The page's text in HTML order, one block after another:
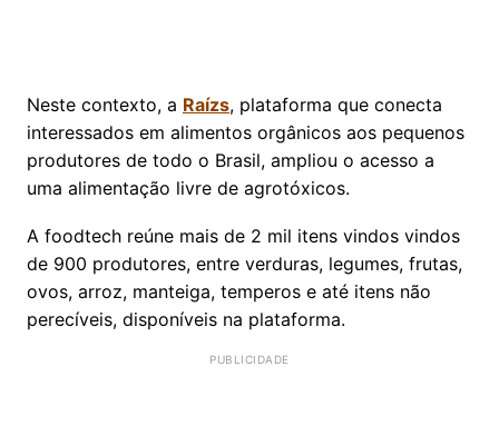
Neste contexto, a Raízs, plataforma que conecta
interessados em alimentos orgânicos aos pequenos
produtores de todo o Brasil, ampliou o acesso a
uma alimentação livre de agrotóxicos.
A foodtech reúne mais de 2 mil itens vindos vindos
de 900 produtores, entre verduras, legumes, frutas,
ovos, arroz, manteiga, temperos e até itens não
perecíveis, disponíveis na plataforma.